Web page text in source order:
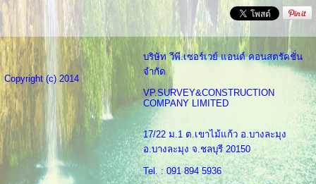
Copyright (c) 2014
บริษัท วีพี.เซอร์เวย์ แอนด์ คอนสตรัคชั่น
จำกัด
VP.SURVEY&CONSTRUCTION
COMPANY LIMITED
17/22 ม.1 ต.เขาไม้แก้ว อ.บางละมุง
อ.บางละมุง จ.ชลบุรี 20150
Tel. : 091 894 5936